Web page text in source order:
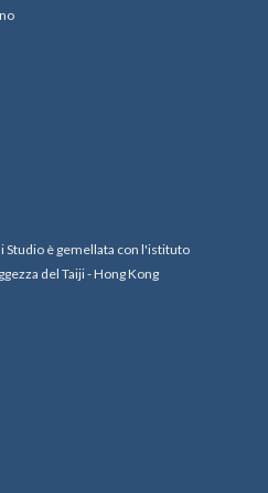
Studio è gemellata con l'istituto
del Taiji - Hong Kong